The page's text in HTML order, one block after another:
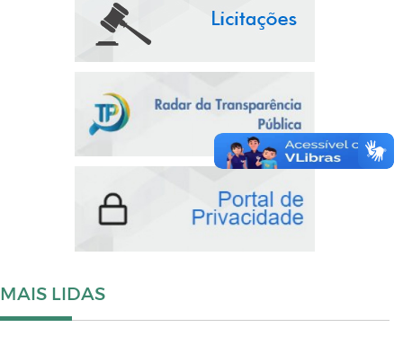
MAIS LIDAS